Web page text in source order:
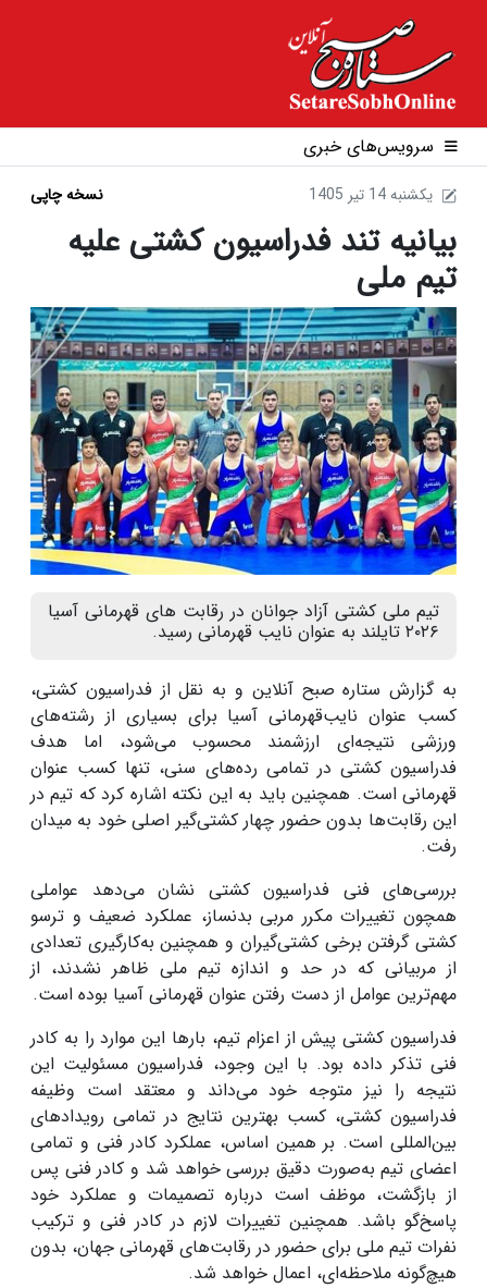
سرویس‌های خبری
1405 يکشنبه 14 تير نسخه چاپی
بیانیه تند فدراسیون کشتی علیه
تیم ملی
تیم ملی کشتی آزاد جوانان در رقابت های قهرمانی آسیا
۲۰۲۶ تایلند به عنوان نایب‌ قهرمانی رسید.
به گزارش ستاره صبح آنلاین و به نقل از فدراسیون کشتی،
کسب عنوان نایب‌قهرمانی آسیا برای بسیاری از رشته‌های
ورزشی نتیجه‌ای ارزشمند محسوب می‌شود، اما هدف
فدراسیون کشتی در تمامی رده‌های سنی، تنها کسب عنوان
قهرمانی است. همچنین باید به این نکته اشاره کرد که تیم در
این رقابت‌ها بدون حضور چهار کشتی‌گیر اصلی خود به میدان
رفت.
بررسی‌های فنی فدراسیون کشتی نشان می‌دهد عواملی
همچون تغییرات مکرر مربی بدنساز، عملکرد ضعیف و ترسو
کشتی گرفتن برخی کشتی‌گیران و همچنین به‌کارگیری تعدادی
از مربیانی که در حد و اندازه تیم ملی ظاهر نشدند، از
مهم‌ترین عوامل از دست رفتن عنوان قهرمانی آسیا بوده است.
فدراسیون کشتی پیش از اعزام تیم، بارها این موارد را به کادر
فنی تذکر داده بود. با این وجود، فدراسیون مسئولیت این
نتیجه را نیز متوجه خود می‌داند و معتقد است وظیفه
فدراسیون کشتی، کسب بهترین نتایج در تمامی رویدادهای
بین‌المللی است. بر همین اساس، عملکرد کادر فنی و تمامی
اعضای تیم به‌صورت دقیق بررسی خواهد شد و کادر فنی پس
از بازگشت، موظف است درباره تصمیمات و عملکرد خود
پاسخ‌گو باشد. همچنین تغییرات لازم در کادر فنی و ترکیب
نفرات تیم ملی برای حضور در رقابت‌های قهرمانی جهان، بدون
هیچ‌گونه ملاحظه‌ای، اعمال خواهد شد.